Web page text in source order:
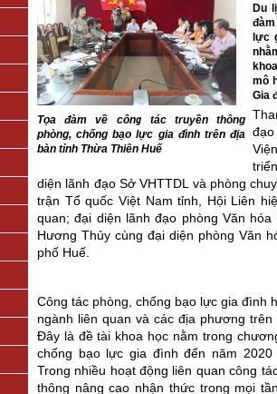
Tọa đàm về công tác truyền thông
phòng, chống bạo lực gia đình trên địa
bàn tỉnh Thừa Thiên Huế
Du
lực
mô
Gia
diện lãnh đạo Sở VHTTDL và phòng
trận Tổ quốc Việt Nam tỉnh, Hội Liên
quan; đại diện lãnh đạo phòng Văn
Hương Thủy cùng đại diện phòng Văn
phố Huế.
Công tác phòng, chống bạo lực gia đình
ngành liên quan và các địa phương
Đây là đề tài khoa học nằm trong
chống bạo lực gia đình đến năm
Trong nhiều hoạt động liên quan công
thông nâng cao nhận thức trong mọi